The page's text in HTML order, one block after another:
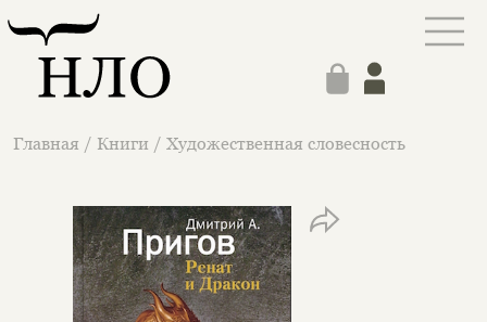
Главная / Книги / Художественная словесность